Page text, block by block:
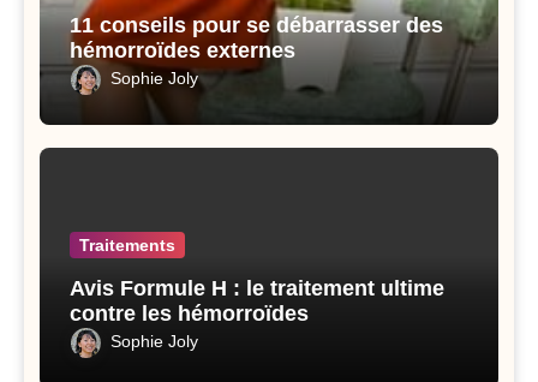
11 conseils pour se débarrasser des
hémorroïdes externes
Sophie Joly
Traitements
Avis Formule H : le traitement ultime
contre les hémorroïdes
Sophie Joly